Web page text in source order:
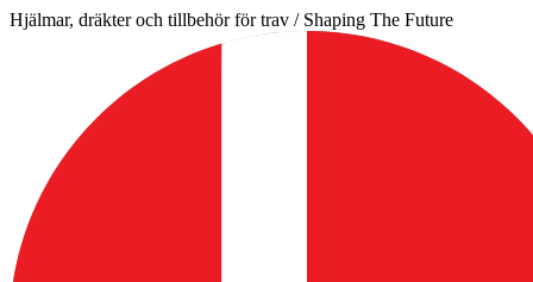
Hoppa
Hjälmar, dräkter och tillbehör för trav / Shaping The Future